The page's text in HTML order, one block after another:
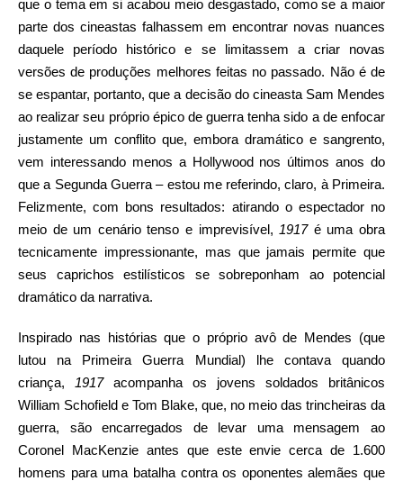
que o tema em si acabou meio desgastado, como se a maior
parte dos cineastas falhassem em encontrar novas nuances
daquele período histórico e se limitassem a criar novas
versões de produções melhores feitas no passado. Não é de
se espantar, portanto, que a decisão do cineasta Sam Mendes
ao realizar seu próprio épico de guerra tenha sido a de enfocar
justamente um conflito que, embora dramático e sangrento,
vem interessando menos a Hollywood nos últimos anos do
que a Segunda Guerra – estou me referindo, claro, à Primeira.
Felizmente, com bons resultados: atirando o espectador no
meio de um cenário tenso e imprevisível, 1917 é uma obra
tecnicamente impressionante, mas que jamais permite que
seus caprichos estilísticos se sobreponham ao potencial
dramático da narrativa.
Inspirado nas histórias que o próprio avô de Mendes (que
lutou na Primeira Guerra Mundial) lhe contava quando
criança, 1917 acompanha os jovens soldados britânicos
William Schofield e Tom Blake, que, no meio das trincheiras da
guerra, são encarregados de levar uma mensagem ao
Coronel MacKenzie antes que este envie cerca de 1.600
homens para uma batalha contra os oponentes alemães que